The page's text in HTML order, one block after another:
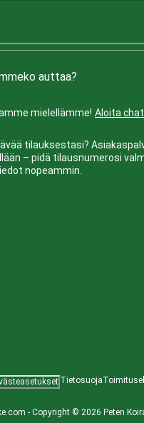
auttaa?
mielellämme! Aloita
tilauksestasi?
– pidä tilausnumerosi
nopeammin.
- Copyright © 2026 Peten
Tietosuoja